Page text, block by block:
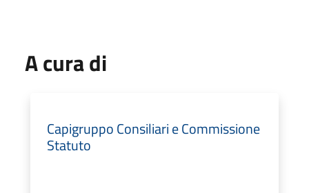
A cura di
Capigruppo Consiliari e Commissione
Statuto